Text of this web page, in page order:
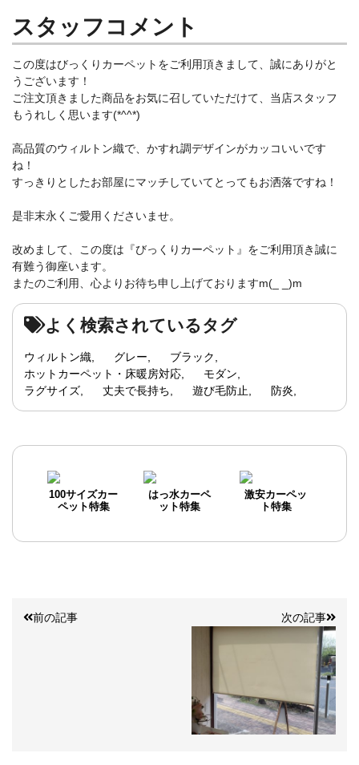
スタッフコメント
この度はびっくりカーペットをご利用頂きまして、誠にありがと
うございます！
ご注文頂きました商品をお気に召していただけて、当店スタッフ
もうれしく思います(*^^*)
高品質のウィルトン織で、かすれ調デザインがカッコいいです
ね！
すっきりとしたお部屋にマッチしていてとってもお洒落ですね！
是非末永くご愛用くださいませ。
改めまして、この度は『びっくりカーペット』をご利用頂き誠に
有難う御座います。
またのご利用、心よりお待ち申し上げておりますm(_ _)m
よく検索されているタグ
ウィルトン織 グレー
ブラック
ホットカーペット・床暖房対応
モダン
ラグサイズ
丈夫で長持ち 遊び毛防止 防炎
100サイズカー
ペット特集
はっ水カーペ
ット特集
激安カーペッ
ト特集
前の記事 次の記事